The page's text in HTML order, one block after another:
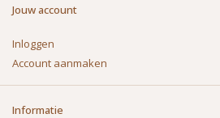
Jouw account
Inloggen
Account aanmaken
Informatie